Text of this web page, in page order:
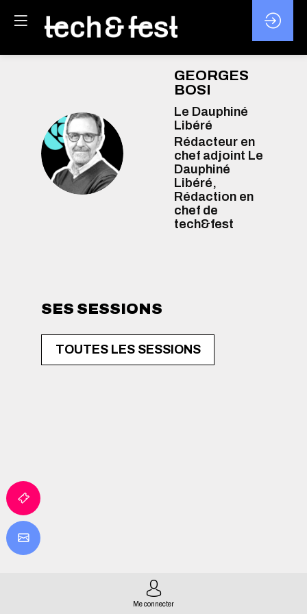
GB
GEORGES
BOSI
Le Dauphiné
Libéré
Rédacteur en
chef adjoint Le
Dauphiné
Libéré,
Rédaction en
chef de
tech&fest
SES SESSIONS
TOUTES LES SESSIONS
Me connecter